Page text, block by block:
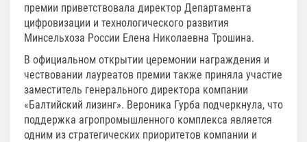
премии приветствовала директор Департамента
цифровизации и технологического развития
Минсельхоза России Елена Николаевна Трошина.
В официальном открытии церемонии награждения и
чествовании лауреатов премии также приняла участие
заместитель генерального директора компании
«Балтийский лизинг». Вероника Гурба подчеркнула, что
поддержка агропромышленного комплекса является
одним из стратегических приоритетов компании и